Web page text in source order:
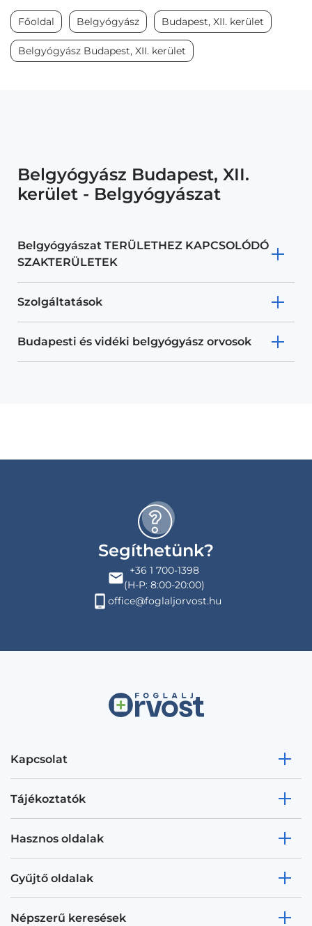
Főoldal Belgyógyász Budapest, XII. kerület
Belgyógyász Budapest, XII. kerület
Belgyógyász Budapest, XII.
kerület - Belgyógyászat
Belgyógyászat TERÜLETHEZ KAPCSOLÓDÓ
SZAKTERÜLETEK
Szolgáltatások
Budapesti és vidéki belgyógyász orvosok
Segíthetünk?
+36 1 700-1398
(H-P: 8:00-20:00)
office@foglaljorvost.hu
Kapcsolat
Tájékoztatók
Hasznos oldalak
Gyűjtő oldalak
Népszerű keresések